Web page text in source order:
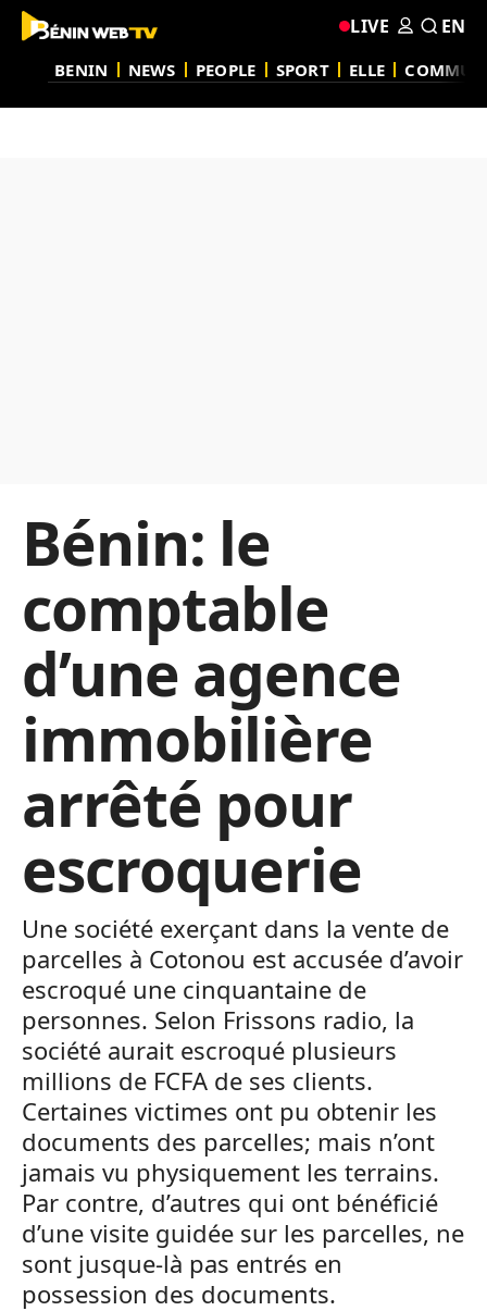
BENIN NEWS PEOPLE SPORT ELLE
LIVE EN
Bénin: le
comptable
d’une agence
immobilière
arrêté pour
escroquerie
Une société exerçant dans la vente de
parcelles à Cotonou est accusée d’avoir
escroqué une cinquantaine de
personnes. Selon Frissons radio, la
société aurait escroqué plusieurs
millions de FCFA de ses clients.
Certaines victimes ont pu obtenir les
documents des parcelles; mais n’ont
jamais vu physiquement les terrains.
Par contre, d’autres qui ont bénéficié
d’une visite guidée sur les parcelles, ne
sont jusque-là pas entrés en
possession des documents.